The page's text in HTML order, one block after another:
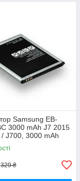
Samsung EB-
3000 mAh J7 2015
J700, 3000 mAh
329 ₴